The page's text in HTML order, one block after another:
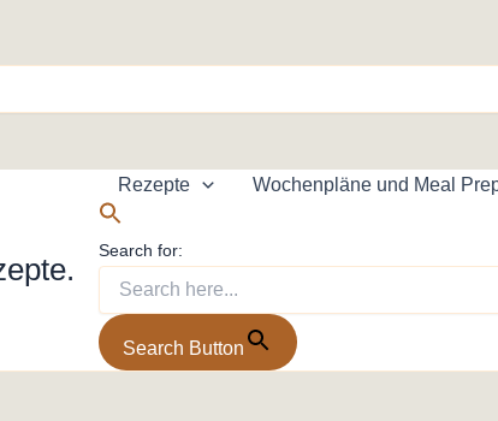
Rezepte Wochenpläne und Meal
Search for:
Search Button